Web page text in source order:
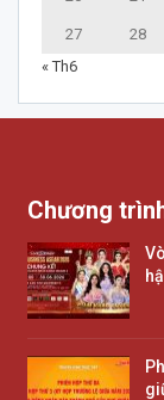
27 28
« Th6
Chương